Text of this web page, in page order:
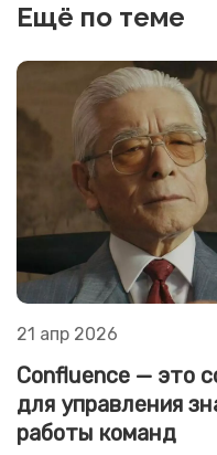
Ещё по теме
21 апр 2026
Confluence — это
для управления
работы команд